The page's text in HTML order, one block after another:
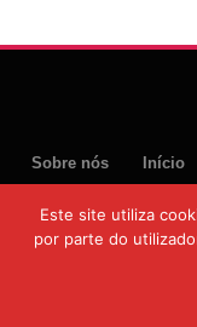
Sobre nós Início
© 2026
Este site utiliza
por parte do